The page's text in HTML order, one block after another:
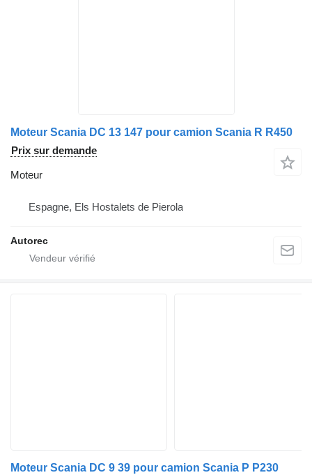
Moteur Scania DC 13 147 pour camion Scania R R450
Prix sur demande
Moteur
Espagne, Els Hostalets de Pierola
Autorec
Moteur Scania DC 9 39 pour camion Scania P P230